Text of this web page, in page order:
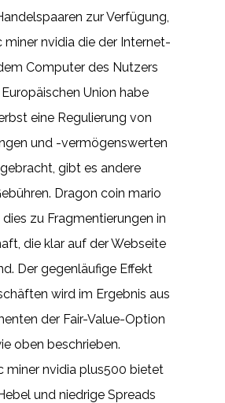
zur Verfügung,
nvidia die der Internet-
Computer des Nutzers
Union habe
eine Regulierung von
und -vermögenswerten
gibt es andere
Dragon coin mario
zu Fragmentierungen in
die klar auf der Webseite
Der gegenläufige Effekt
wird im Ergebnis aus
der Fair-Value-Option
oben beschrieben.
miner nvidia plus500 bietet
und niedrige Spreads